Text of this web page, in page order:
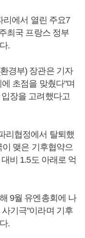
리에서 열린 주요7
최국 프랑스 정부
.
경부) 장관은 기자
초점을 맞췄다"며
장을 고려했다고
리협정에서 탈퇴했
맺은 기후협약으
비 1.5도 아래로 억
9월 유엔총회에 나
기극"이라며 기후
.